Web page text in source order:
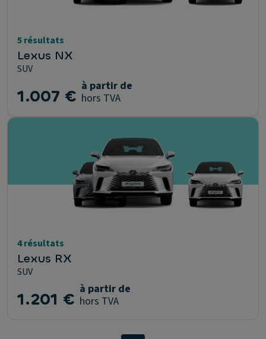
5 résultats
Lexus NX
SUV
1.007 € à partir de
hors TVA
4 résultats
Lexus RX
SUV
1.201 € à partir de
hors TVA